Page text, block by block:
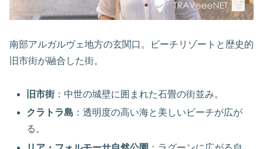
南部アルガルヴェ地方の玄関口。ビーチリゾートと歴史的
旧市街が融合した街。
旧市街：中世の城壁に囲まれた石畳の街並み。
クラトラ島 ：透明度の高い海と美しいビーチが広が
る。